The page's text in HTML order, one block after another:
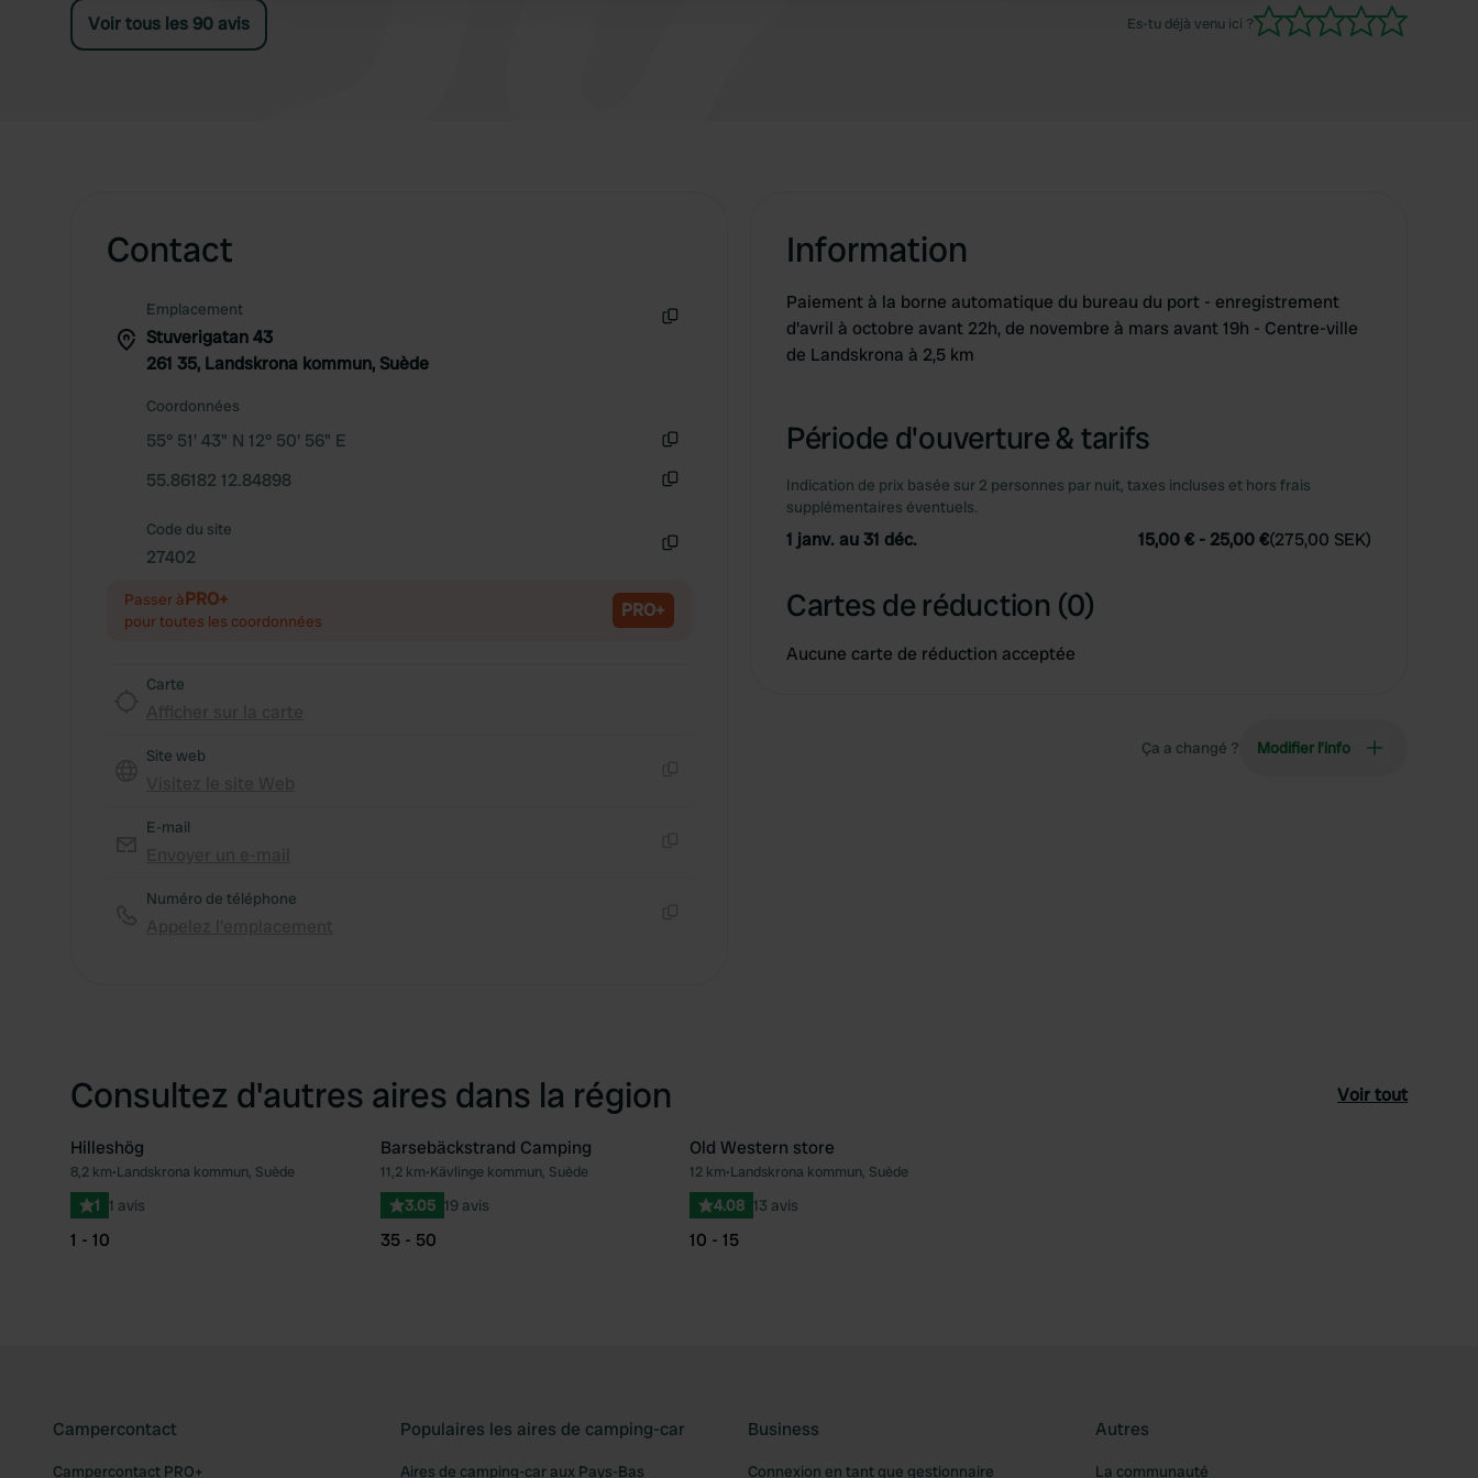
Voir tous les 90 avis Es-tu déjà venu ici ?
Contact
Emplacement
Stuverigatan 43
261 35, Landskrona kommun, Suède
Coordonnées
55° 51' 43" N 12° 50' 56" E
55.86182 12.84898
Code du site
27402
Passer àPRO+
pour toutes les coordonnées PRO+
Carte
Site web
E-mail
Numéro de téléphone
Information
Paiement à la borne automatique du bureau du port - enregistrement
d'avril à octobre avant 22h, de novembre à mars avant 19h - Centre-ville
de Landskrona à 2,5 km
Période d'ouverture & tarifs
Indication de prix basée sur 2 personnes par nuit, taxes incluses et hors frais
supplémentaires éventuels.
1 janv. au 31 déc. 15,00 € - 25,00 €(275,00 SEK)
Cartes de réduction (0)
Aucune carte de réduction acceptée
Ça a changé ? Modifier l’info
Consultez d'autres aires dans la région Voir tout
Préféré
Hilleshög
8,2 km•Landskrona kommun, Suède
1 1 avis
1 - 10
Préféré
Barsebäckstrand Camping
11,2 km•Kävlinge kommun, Suède
3.05 19 avis
35 - 50
Old Western store
12 km•Landskrona kommun, Suède
4.08 13 avis
10 - 15
Campercontact
Campercontact PRO+
Populaires les aires de camping-car
Aires de camping-car aux Pays-Bas
Business
Connexion en tant que gestionnaire
Autres
La communauté